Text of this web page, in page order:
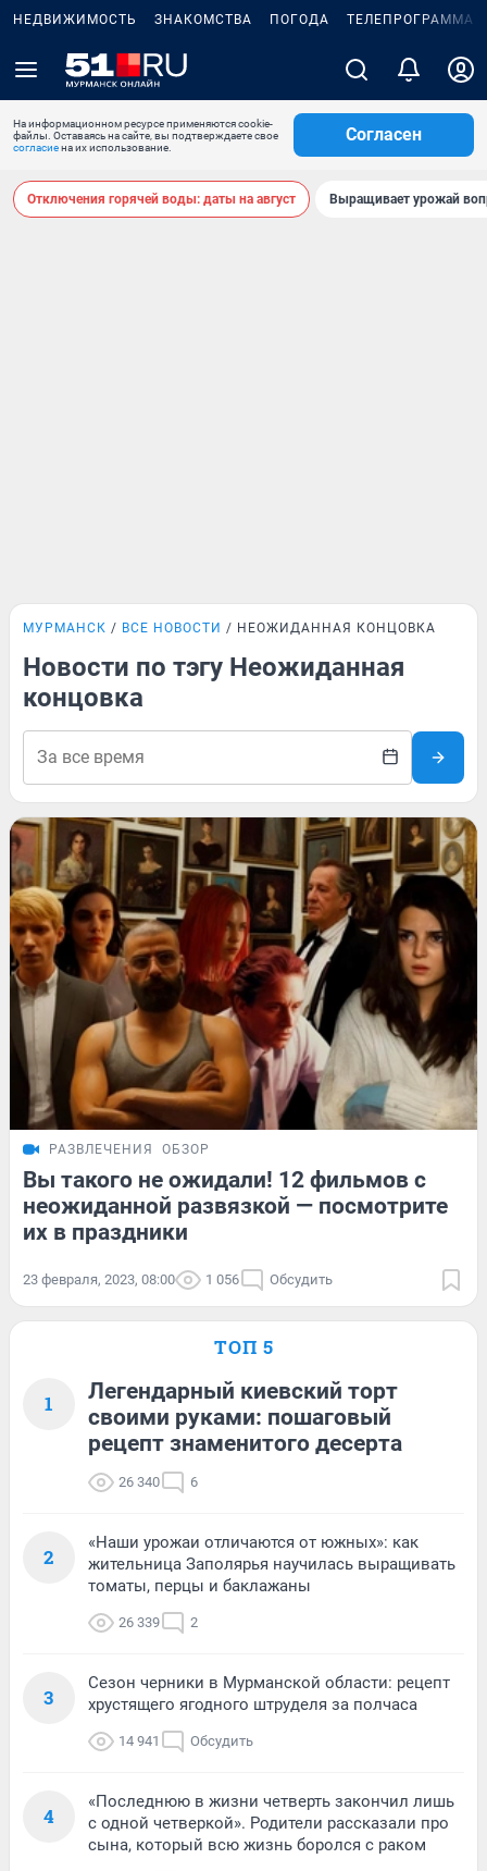
НЕДВИЖИМОСТЬ ЗНАКОМСТВА ПОГОДА ТЕЛЕПРОГРАММА
На информационном ресурсе применяются cookie-
файлы. Оставаясь на сайте, вы подтверждаете свое
согласиена их использование.
Согласен
Отключения горячей воды: даты на август Выращивает урожай
МУРМАНСК ВСЕ НОВОСТИ НЕОЖИДАННАЯ КОНЦОВКА
Новости по тэгу Неожиданная
концовка
РАЗВЛЕЧЕНИЯ ОБЗОР
Вы такого не ожидали! 12 фильмов с
неожиданной развязкой — посмотрите
их в праздники
23 февраля, 2023, 08:00 1 056 Обсудить
ТОП 5
1
Легендарный киевский торт
своими руками: пошаговый
рецепт знаменитого десерта
26 340 6
2
«Наши урожаи отличаются от южных»: как
жительница Заполярья научилась выращивать
томаты, перцы и баклажаны
26 339 2
3
Сезон черники в Мурманской области: рецепт
хрустящего ягодного штруделя за полчаса
14 941 Обсудить
4
«Последнюю в жизни четверть закончил лишь
с одной четверкой». Родители рассказали про
сына, который всю жизнь боролся с раком